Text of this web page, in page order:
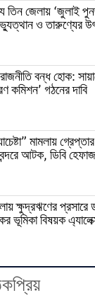
তিন জেলায় ‘জুলাই
ও তারুণ্যের
বন্ধ হোক:
কমিশন’ গঠনের দাবি
মামলায়
আটক, ডিবি
ক্ষুদ্রঋণের
ভূমিকা বিষয়ক